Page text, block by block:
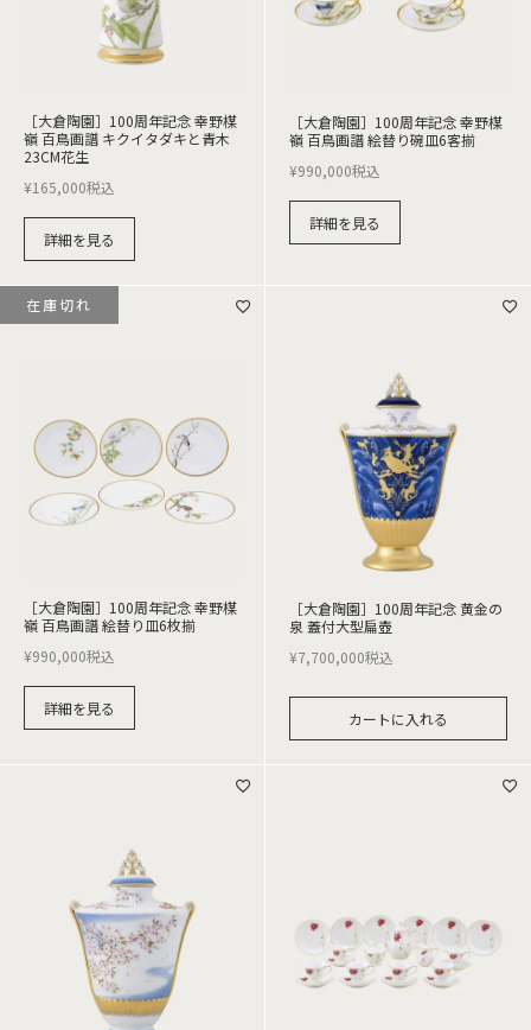
［大倉陶園］100周年記念 幸野楳
嶺 百鳥画譜 キクイタダキと青木
23CM花生
¥165,000税込
詳細を見る
［大倉陶園］100周年記念 幸野楳
嶺 百鳥画譜 絵替り碗皿6客揃
¥990,000税込
詳細を見る
［大倉陶園］100周年記念 幸野楳
嶺 百鳥画譜 絵替り皿6枚揃
¥990,000税込
詳細を見る
在庫切れ
［大倉陶園］100周年記念 黄金の
泉 蓋付大型扁壺
¥7,700,000税込
カートに入れる